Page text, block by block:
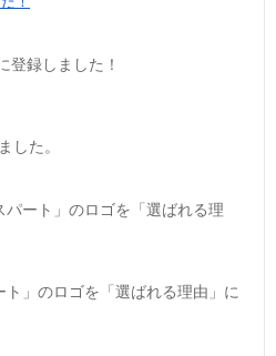
登録しました！
した。
パート」のロゴを「選ばれる理
」のロゴを「選ばれる理由」に